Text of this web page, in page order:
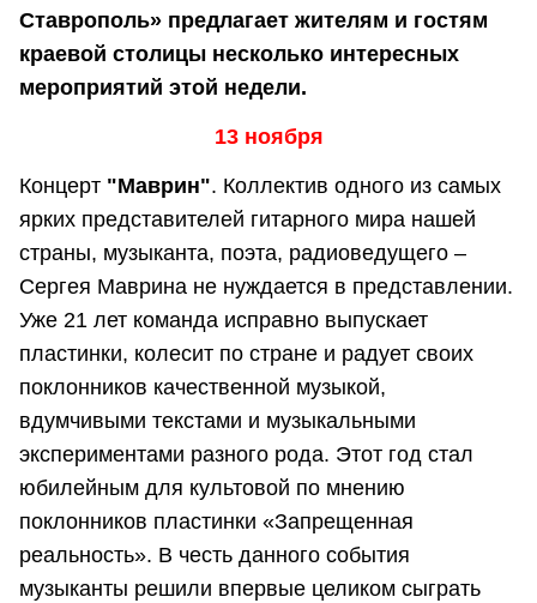
Ставрополь» предлагает жителям и гостям
краевой столицы несколько интересных
мероприятий этой недели.
13 ноября
Концерт "Маврин". Коллектив одного из самых
ярких представителей гитарного мира нашей
страны, музыканта, поэта, радиоведущего –
Сергея Маврина не нуждается в представлении.
Уже 21 лет команда исправно выпускает
пластинки, колесит по стране и радует своих
поклонников качественной музыкой,
вдумчивыми текстами и музыкальными
экспериментами разного рода. Этот год стал
юбилейным для культовой по мнению
поклонников пластинки «Запрещенная
реальность». В честь данного события
музыканты решили впервые целиком сыграть